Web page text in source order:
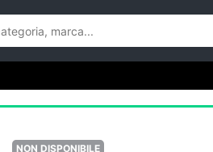
NON DISPONIBILE